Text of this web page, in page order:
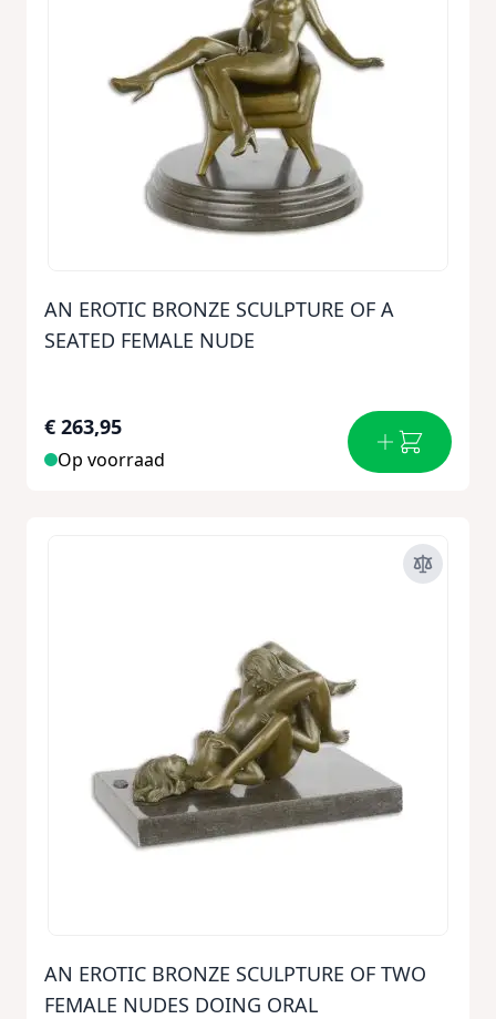
AN EROTIC BRONZE SCULPTURE OF A
SEATED FEMALE NUDE
€ 263,95
Op voorraad
AN EROTIC BRONZE SCULPTURE OF TWO
FEMALE NUDES DOING ORAL